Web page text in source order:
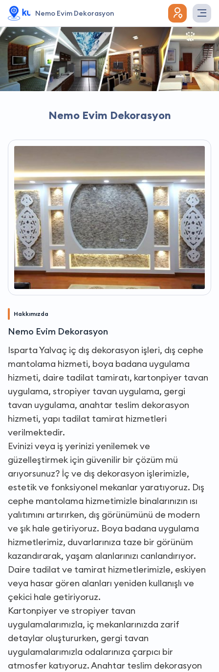
Nemo Evim Dekorasyon
Nemo Evim Dekorasyon
Hakkımızda
Nemo Evim Dekorasyon
Isparta Yalvaç iç dış dekorasyon işleri, dış cephe
mantolama hizmeti, boya badana uygulama
hizmeti, daire tadilat tamiratı, kartonpiyer tavan
uygulama, stropiyer tavan uygulama, gergi
tavan uygulama, anahtar teslim dekorasyon
hizmeti, yapı tadilat tamirat hizmetleri
verilmektedir.
Evinizi veya iş yerinizi yenilemek ve
güzelleştirmek için güvenilir bir çözüm mü
arıyorsunuz? İç ve dış dekorasyon işlerimizle,
estetik ve fonksiyonel mekanlar yaratıyoruz. Dış
cephe mantolama hizmetimizle binalarınızın ısı
yalıtımını artırırken, dış görünümünü de modern
ve şık hale getiriyoruz. Boya badana uygulama
hizmetlerimiz, duvarlarınıza taze bir görünüm
kazandırarak, yaşam alanlarınızı canlandırıyor.
Daire tadilat ve tamirat hizmetlerimizle, eskiyen
veya hasar gören alanları yeniden kullanışlı ve
çekici hale getiriyoruz.
Kartonpiyer ve stropiyer tavan
uygulamalarımızla, iç mekanlarınızda zarif
detaylar oluştururken, gergi tavan
uygulamalarımızla odalarınıza çarpıcı bir
atmosfer katıyoruz. Anahtar teslim dekorasyon